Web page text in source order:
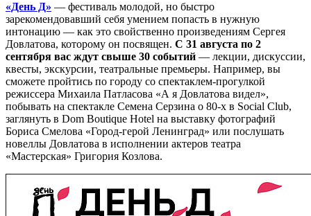
«День Д» — фестиваль молодой, но быстро
зарекомендовавший себя умением попасть в нужную
интонацию — как это свойственно произведениям Сергея
Довлатова, которому он посвящен. С 31 августа по 2
сентября вас ждут свыше 30 событий — лекции, дискуссии,
квесты, экскурсии, театральные премьеры. Например, вы
сможете пройтись по городу со спектаклем-прогулкой
режиссера Михаила Патласова «А я Довлатова видел»,
побывать на спектакле Семена Серзина о 80-х в Social Club,
заглянуть в Dom Boutique Hotel на выставку фотографий
Бориса Смелова «Город-герой Ленинград» или послушать
новеллы Довлатова в исполнении актеров театра
«Мастерская» Григория Козлова.